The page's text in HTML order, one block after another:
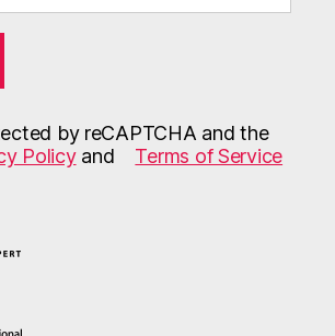
by reCAPTCHA and the
Policyand Terms of Service